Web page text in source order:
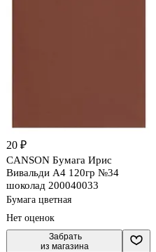
20 ₽
CANSON Бумага Ирис
Вивальди А4 120гр №34
шоколад 200040033
Бумага цветная
Нет оценок
Забрать
из магазина